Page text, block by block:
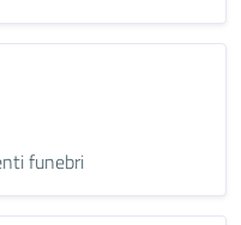
funebri